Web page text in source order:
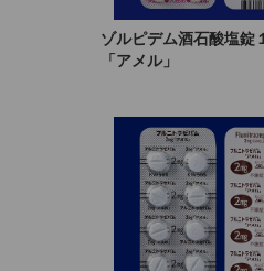
ゾルピデム酒石酸塩錠
「アメル」